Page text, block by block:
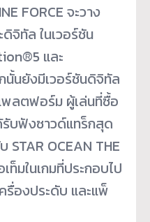
FORCE จะวาง
จิทัล ในเวอร์ชัน
และ
นยังมีเวอร์ชันดิจิทัล
ลตฟอร์ม ผู้เล่นที่ซื้อ
รับฟังซาวด์แทร็กสุด
STAR OCEAN THE
ท็มในเกมที่ประกอบไป
รื่องประดับ และแพ็